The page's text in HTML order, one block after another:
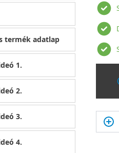
termék adatlap
1.
2.
3.
4.